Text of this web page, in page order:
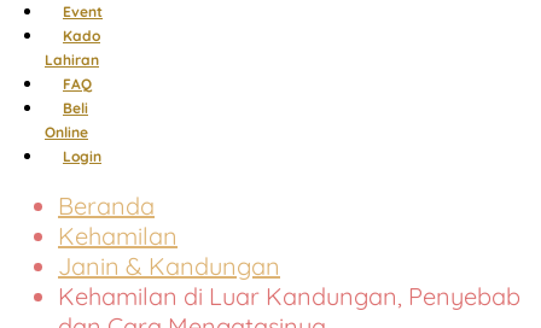
Event
Kado
Lahiran
FAQ
Beli
Online
Login
Beranda
Kehamilan
Janin & Kandungan
Kehamilan di Luar Kandungan, Penyebab